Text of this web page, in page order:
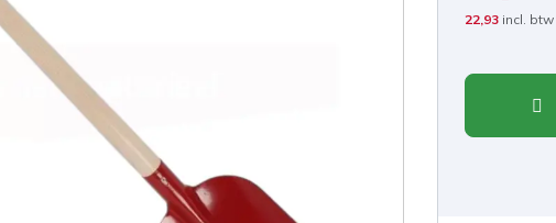
22,93 incl. btw